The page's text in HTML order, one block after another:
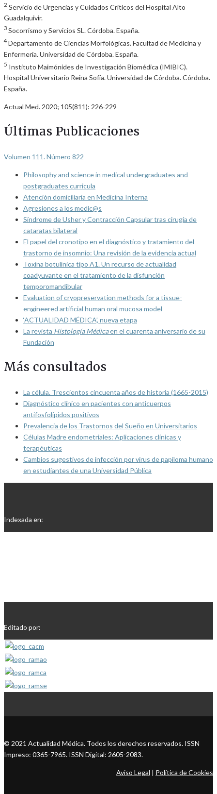
2 Servicio de Urgencias y Cuidados Críticos del Hospital Alto
Guadalquivir.
3 Socorrismo y Servicios SL. Córdoba. España.
4Departamento de Ciencias Morfológicas. Facultad de Medicina y
Enfermería. Universidad de Córdoba. España.
5 Instituto Maimónides de Investigación Biomédica (IMIBIC).
Hospital Universitario Reina Sofía. Universidad de Córdoba. Córdoba.
España.
Actual Med. 2020; 105(811): 226-229
Últimas Publicaciones
Volumen 111. Número 822
Philosophy and science in medical undergraduates and
postgraduates curricula
Atención domiciliaria en Medicina Interna
Agresiones a los medic@s
Síndrome de Usher y Contracción Capsular tras cirugía de
cataratas bilateral
El papel del cronotipo en el diagnóstico y tratamiento del
trastorno de insomnio: Una revisión de la evidencia actual
Toxina botulínica tipo A1. Un recurso de actualidad
coadyuvante en el tratamiento de la disfunción
temporomandibular
Evaluation of cryopreservation methods for a tissue-
engineered artificial human oral mucosa model
‘ACTUALIDAD MÉDICA’, nueva etapa
La revista Histología Médicaen el cuarenta aniversario de su
Fundación
Más consultados
La célula. Trescientos cincuenta años de historia (1665-2015)
Diagnóstico clínico en pacientes con anticuerpos
antifosfolípidos positivos
Prevalencia de los Trastornos del Sueño en Universitarios
Células Madre endometriales: Aplicaciones clínicas y
terapéuticas
Cambios sugestivos de infección por virus de papiloma humano
en estudiantes de una Universidad Pública
Indexada en:
Editado por:
© 2021 Actualidad Médica. Todos los derechos reservados. ISSN
Impreso: 0365-7965. ISSN Digital: 2605-2083.
Aviso Legal | Política de Cookies